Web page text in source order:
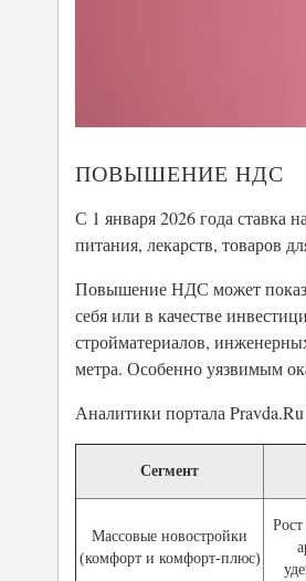
ПОВЫШЕНИЕ НДС
С 1 января 2026 года ставка
питания, лекарств, товаров
Повышение НДС может
себя или в качестве
стройматериалов,
метра. Особенно уязвимым
Аналитики портала
Сегмент
Массовые новостройки
(комфорт и комфорт-плюс)
Рост